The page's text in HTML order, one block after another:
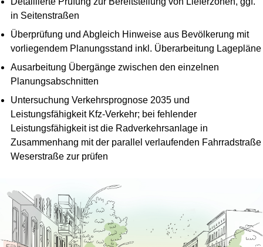
in Seitenstraßen
Überprüfung und Abgleich Hinweise aus Bevölkerung mit
vorliegendem Planungsstand inkl. Überarbeitung Lagepläne
Ausarbeitung Übergänge zwischen den einzelnen
Planungsabschnitten
Untersuchung Verkehrsprognose 2035 und
Leistungsfähigkeit Kfz-Verkehr; bei fehlender
Leistungsfähigkeit ist die Radverkehrsanlage in
Zusammenhang mit der parallel verlaufenden Fahrradstraße
Weserstraße zur prüfen